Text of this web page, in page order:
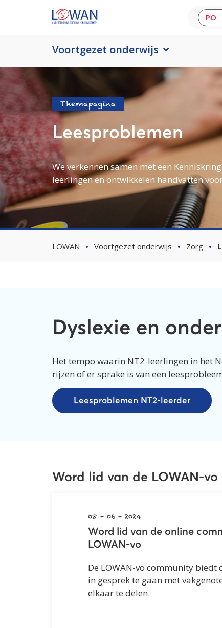
PO
Voortgezet onderwijs
Themapagina
Leesproblemen
We verkennen samen met een
leerlingen en ontwikkelen handvatten
LOWAN Voortgezet onderwijs Zorg
Dyslexie en
Het tempo waarin NT2-leerlingen in het
rijzen of er sprake is van een
Leesproblemen NT2-leerder
Word lid van de LOWAN-
08 - 06 - 2024
Word lid van de online
LOWAN-vo
De LOWAN-vo community biedt
in gesprek te gaan met
elkaar te delen.